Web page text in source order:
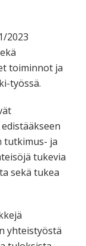
2023
toiminnot ja
työssä.
tutkimus- ja
tukevia
sekä tukea
yhteistyöstä